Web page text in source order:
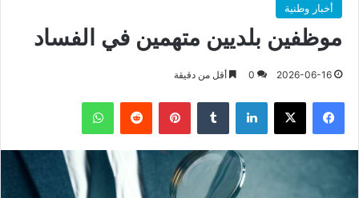
أخبار وطنية
موظفين بلديين متهمين في الفساد
2026-06-16
0 أقل من دقيقة
فيسبوك X لينكدإن بينتيريست واتساب